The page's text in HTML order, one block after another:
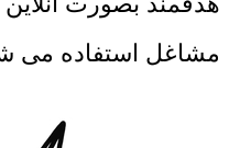
مشاغل استفاده می